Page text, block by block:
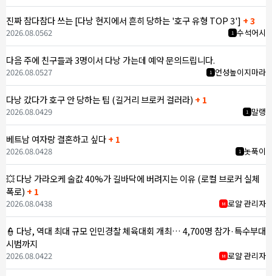
진짜 참다참다 쓰는 [다낭 현지에서 흔히 당하는 '호구 유형 TOP 3'] + 3
1 수석어시
2026.08.0562
다음 주에 친구들과 3명이서 다낭 가는데 예약 문의드립니다.
1 언성높이지마라
2026.08.0527
다낭 갔다가 호구 안 당하는 팁 (길거리 브로커 걸러라) + 1
1 말랭
2026.08.0429
베트남 여자랑 결혼하고 싶다+ 1
1 놋푹이
2026.08.0428
💥 다낭 가라오케 술값 40%가 길바닥에 버려지는 이유 (로컬 브로커 실체
폭로) + 1
M 로얄 관리자
2026.08.0438
👮 다낭, 역대 최대 규모 인민경찰 체육대회 개최… 4,700명 참가·특수부대
시범까지
M 로얄 관리자
2026.08.0422